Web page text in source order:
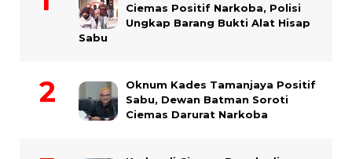
Ciemas Positif Narkoba, Polisi
Ungkap Barang Bukti Alat Hisap
Sabu
Oknum Kades Tamanjaya Positif
Sabu, Dewan Batman Soroti
Ciemas Darurat Narkoba